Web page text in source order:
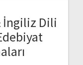
İngiliz Dili